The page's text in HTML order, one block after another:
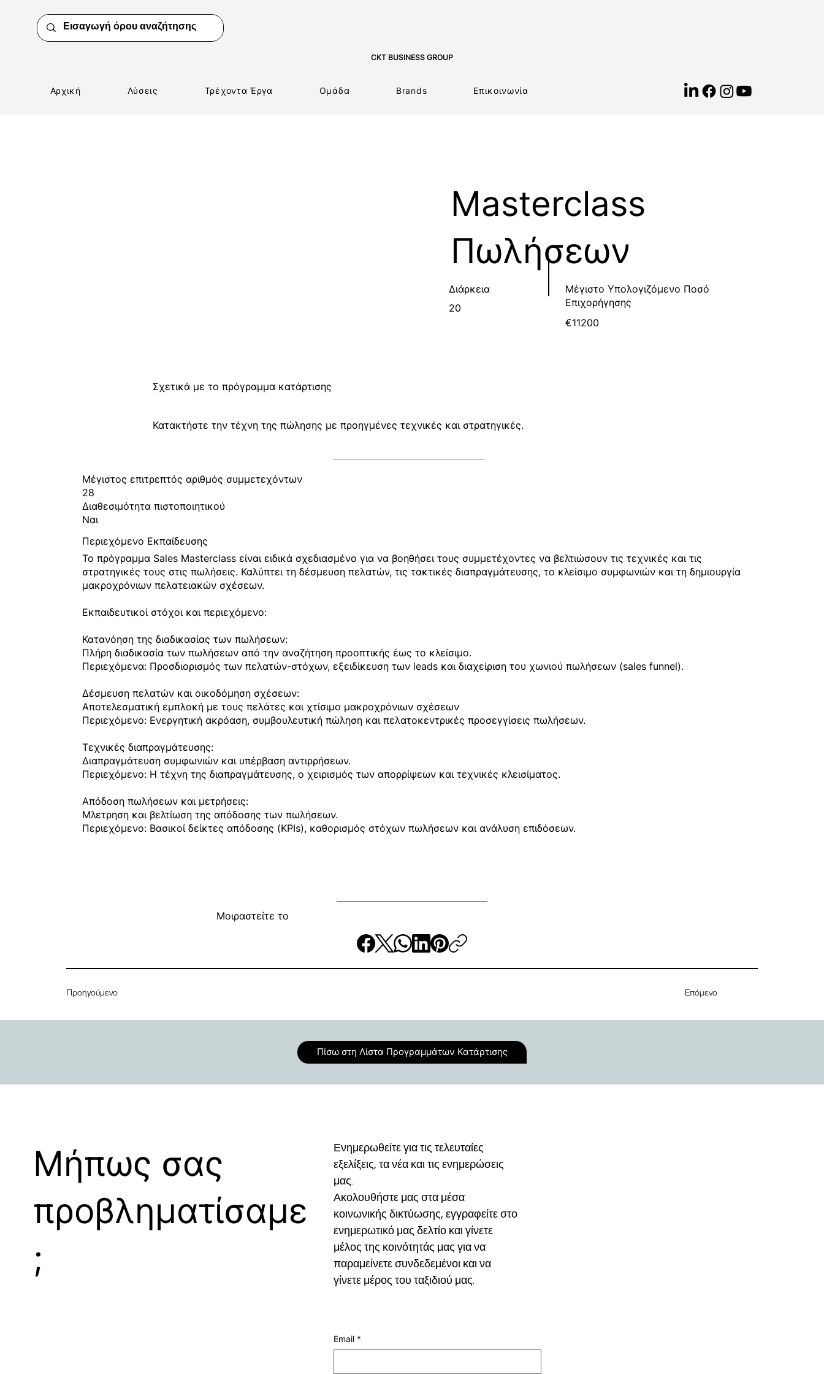
Αρχική Λύσεις Τρέχοντα Έργα Ομάδα Brands Επικοινωνία
CKT BUSINESS GROUP
Masterclass
Πωλήσεων
Διάρκεια
20
Μέγιστο Υπολογιζόμενο Ποσό
Επιχορήγησης
€11200
Σχετικά με το πρόγραμμα κατάρτισης
Κατακτήστε την τέχνη της πώλησης με προηγμένες τεχνικές και στρατηγικές.
Μέγιστος επιτρεπτός αριθμός συμμετεχόντων
28
Διαθεσιμότητα πιστοποιητικού
Ναι
Περιεχόμενο Εκπαίδευσης
Το πρόγραμμα Sales Masterclass είναι ειδικά σχεδιασμένο για να βοηθήσει τους συμμετέχοντες να βελτιώσουν τις τεχνικές και τις
στρατηγικές τους στις πωλήσεις. Καλύπτει τη δέσμευση πελατών, τις τακτικές διαπραγμάτευσης, το κλείσιμο συμφωνιών και τη δημιουργία
μακροχρόνιων πελατειακών σχέσεων.
Εκπαιδευτικοί στόχοι και περιεχόμενο:
Κατανόηση της διαδικασίας των πωλήσεων:
Πλήρη διαδικασία των πωλήσεων από την αναζήτηση προοπτικής έως το κλείσιμο.
Περιεχόμενα: Προσδιορισμός των πελατών-στόχων, εξειδίκευση των leads και διαχείριση του χωνιού πωλήσεων (sales funnel).
Δέσμευση πελατών και οικοδόμηση σχέσεων:
Αποτελεσματική εμπλοκή με τους πελάτες και χτίσιμο μακροχρόνιων σχέσεων
Περιεχόμενο: Ενεργητική ακρόαση, συμβουλευτική πώληση και πελατοκεντρικές προσεγγίσεις πωλήσεων.
Τεχνικές διαπραγμάτευσης:
Διαπραγμάτευση συμφωνιών και υπέρβαση αντιρρήσεων.
Περιεχόμενο: Η τέχνη της διαπραγμάτευσης, ο χειρισμός των απορρίψεων και τεχνικές κλεισίματος.
Απόδοση πωλήσεων και μετρήσεις:
Μλετρηση και βελτίωση της απόδοσης των πωλήσεων.
Περιεχόμενο: Βασικοί δείκτες απόδοσης (KPIs), καθορισμός στόχων πωλήσεων και ανάλυση επιδόσεων.
Μοιραστείτε το
Προηγούμενο Επόμενο
Πίσω στη Λίστα Προγραμμάτων Κατάρτισης
Μήπως σας
προβληματίσαμε
;
Ενημερωθείτε για τις τελευταίες
εξελίξεις, τα νέα και τις ενημερώσεις
μας.
Ακολουθήστε μας στα μέσα
κοινωνικής δικτύωσης, εγγραφείτε στο
ενημερωτικό μας δελτίο και γίνετε
μέλος της κοινότητάς μας για να
παραμείνετε συνδεδεμένοι και να
γίνετε μέρος του ταξιδιού μας.
Email *